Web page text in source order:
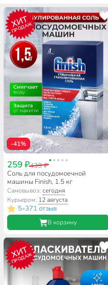
ХИТ
ПРОДАЖ
-41%
259 ₽439 ₽
Соль для посудомоечной
машины Finish, 1.5 кг
Самовывоз:сегодня
Курьером: 12 августа
5•371 отзыв
В корзину
ХИТ
ПРОДАЖ